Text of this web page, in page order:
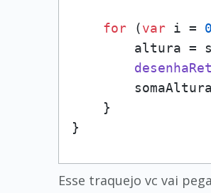
for (var i = 0
altura =
    }
}
Esse traquejo vc vai